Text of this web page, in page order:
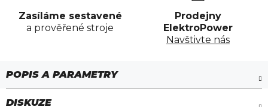
Zasíláme sestavené
a prověřené stroje
Prodejny
ElektroPower
Navštivte nás
DISKUZE